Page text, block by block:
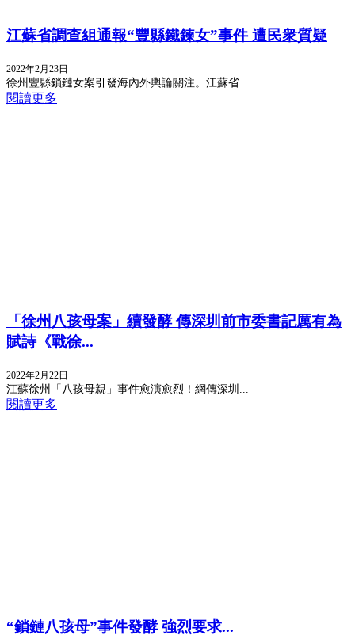
江蘇省調查組通報“豐縣鐵鍊女”事件 遭民衆質疑
2022年2月23日
徐州豐縣鎖鏈女案引發海內外輿論關注。江蘇省...
閱讀更多
「徐州八孩母案」續發酵 傳深圳前市委書記厲有為
賦詩《戰徐...
2022年2月22日
江蘇徐州「八孩母親」事件愈演愈烈！網傳深圳...
閱讀更多
“鎖鏈八孩母”事件發酵 強烈要求...